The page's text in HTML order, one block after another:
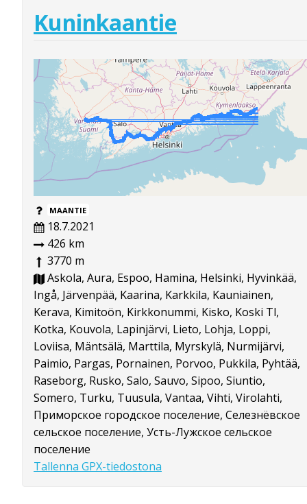
Kuninkaantie
MAANTIE
18.7.2021
426 km
3770 m
Askola, Aura, Espoo, Hamina, Helsinki, Hyvinkää,
Ingå, Järvenpää, Kaarina, Karkkila, Kauniainen,
Kerava, Kimitoön, Kirkkonummi, Kisko, Koski Tl,
Kotka, Kouvola, Lapinjärvi, Lieto, Lohja, Loppi,
Loviisa, Mäntsälä, Marttila, Myrskylä, Nurmijärvi,
Paimio, Pargas, Pornainen, Porvoo, Pukkila, Pyhtää,
Raseborg, Rusko, Salo, Sauvo, Sipoo, Siuntio,
Somero, Turku, Tuusula, Vantaa, Vihti, Virolahti,
Приморское городское поселение, Селезнёвское
сельское поселение, Усть-Лужское сельское
поселение
Tallenna GPX-tiedostona